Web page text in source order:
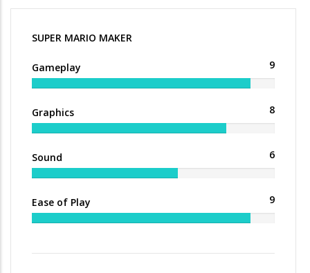
SUPER MARIO MAKER
Gameplay 9
Graphics 8
Sound 6
Ease of Play 9